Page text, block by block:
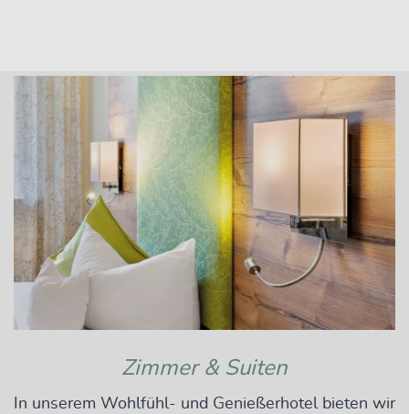
Zimmer & Suiten
In unserem Wohlfühl- und Genießerhotel bieten wir